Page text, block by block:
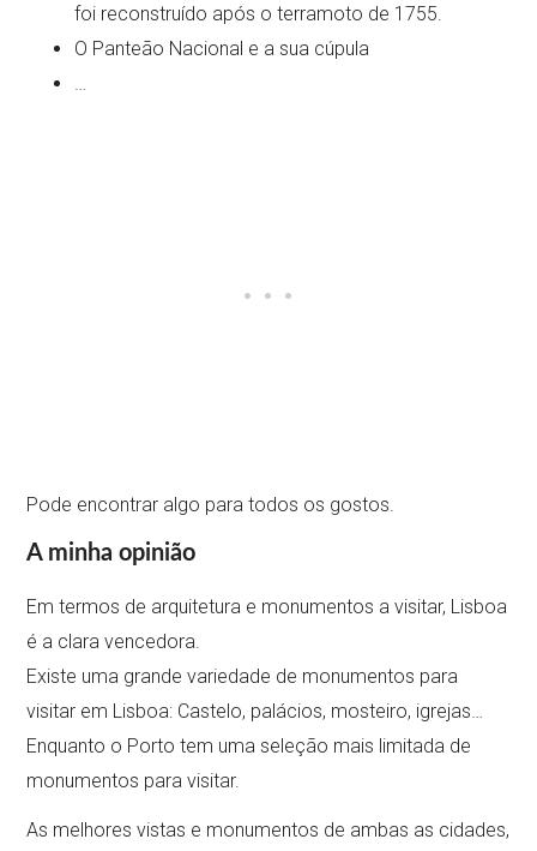
foi reconstruído após o terramoto de 1755.
O Panteão Nacional e a sua cúpula
Pode encontrar algo para todos os gostos.
A minha opinião
Em termos de arquitetura e monumentos a visitar, Lisboa
é a clara vencedora.
Existe uma grande variedade de monumentos para
visitar em Lisboa: Castelo, palácios, mosteiro, igrejas…
Enquanto o Porto tem uma seleção mais limitada de
monumentos para visitar.
As melhores vistas e monumentos de ambas as cidades,